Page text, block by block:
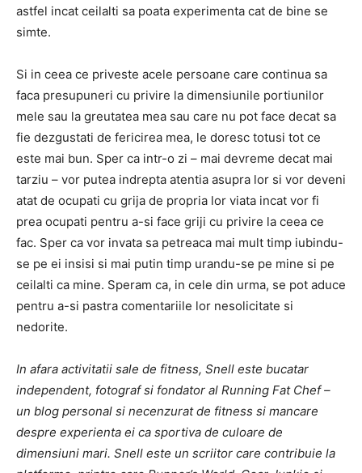
astfel incat ceilalti sa poata experimenta cat de bine se
simte.
Si in ceea ce priveste acele persoane care continua sa
faca presupuneri cu privire la dimensiunile portiunilor
mele sau la greutatea mea sau care nu pot face decat sa
fie dezgustati de fericirea mea, le doresc totusi tot ce
este mai bun. Sper ca intr-o zi – mai devreme decat mai
tarziu – vor putea indrepta atentia asupra lor si vor deveni
atat de ocupati cu grija de propria lor viata incat vor fi
prea ocupati pentru a-si face griji cu privire la ceea ce
fac. Sper ca vor invata sa petreaca mai mult timp iubindu-
se pe ei insisi si mai putin timp urandu-se pe mine si pe
ceilalti ca mine. Speram ca, in cele din urma, se pot aduce
pentru a-si pastra comentariile lor nesolicitate si
nedorite.
In afara activitatii sale de fitness, Snell este bucatar
independent, fotograf si fondator al Running Fat Chef –
un blog personal si necenzurat de fitness si mancare
despre experienta ei ca sportiva de culoare de
dimensiuni mari. Snell este un scriitor care contribuie la